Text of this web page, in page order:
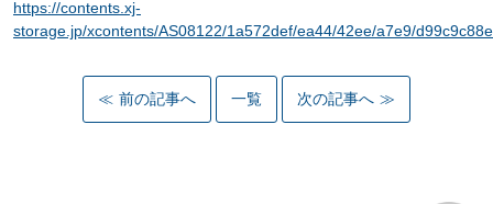
https://contents.xj-
storage.jp/xcontents/AS08122/1a572def/ea44/42ee/a7e9/
前の記事へ 一覧 次の記事へ